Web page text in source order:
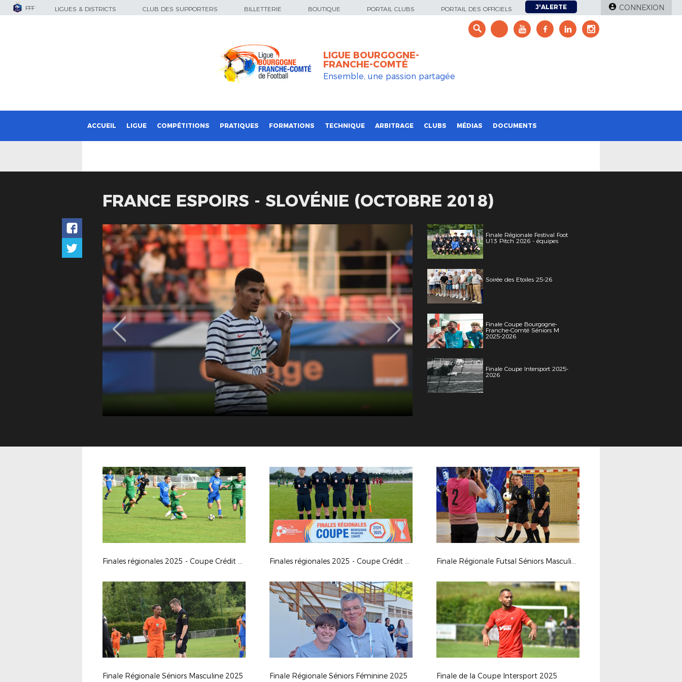
FFF LIGUES & DISTRICTS CLUB DES SUPPORTERS BILLETTERIE BOUTIQUE PORTAIL CLUBS PORTAIL DES OFFICIELS J'ALERTE CONNEXION
LIGUE BOURGOGNE-
FRANCHE-COMTÉ
Ensemble, une passion partagée
ACCUEIL LIGUE COMPÉTITIONS PRATIQUES FORMATIONS TECHNIQUE ARBITRAGE CLUBS MÉDIAS DOCUMENTS
FRANCE ESPOIRS - SLOVÉNIE (OCTOBRE 2018)
Finale Régionale Festival Foot
U13 Pitch 2026 - équipes
Soirée des Etoiles 25-26
Finale Coupe Bourgogne-
Franche-Comté Séniors M
2025-2026
Finale Coupe Intersport 2025-
2026
Finales régionales 2025 - Coupe Crédit Agricole U18G Finales régionales 2025 - Coupe Crédit Agricole U16G Finale Régionale Futsal Séniors Masculine 2025
Finale Régionale Séniors Masculine 2025 Finale Régionale Séniors Féminine 2025 Finale de la Coupe Intersport 2025